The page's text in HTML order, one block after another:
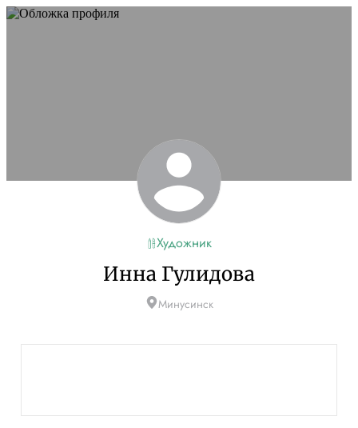
Художник
Инна Гулидова
Минусинск